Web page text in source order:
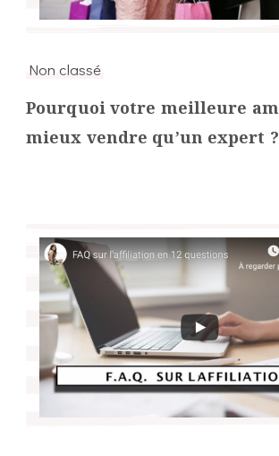
Non classé
Pourquoi votre meilleure
mieux vendre qu’un expert ?